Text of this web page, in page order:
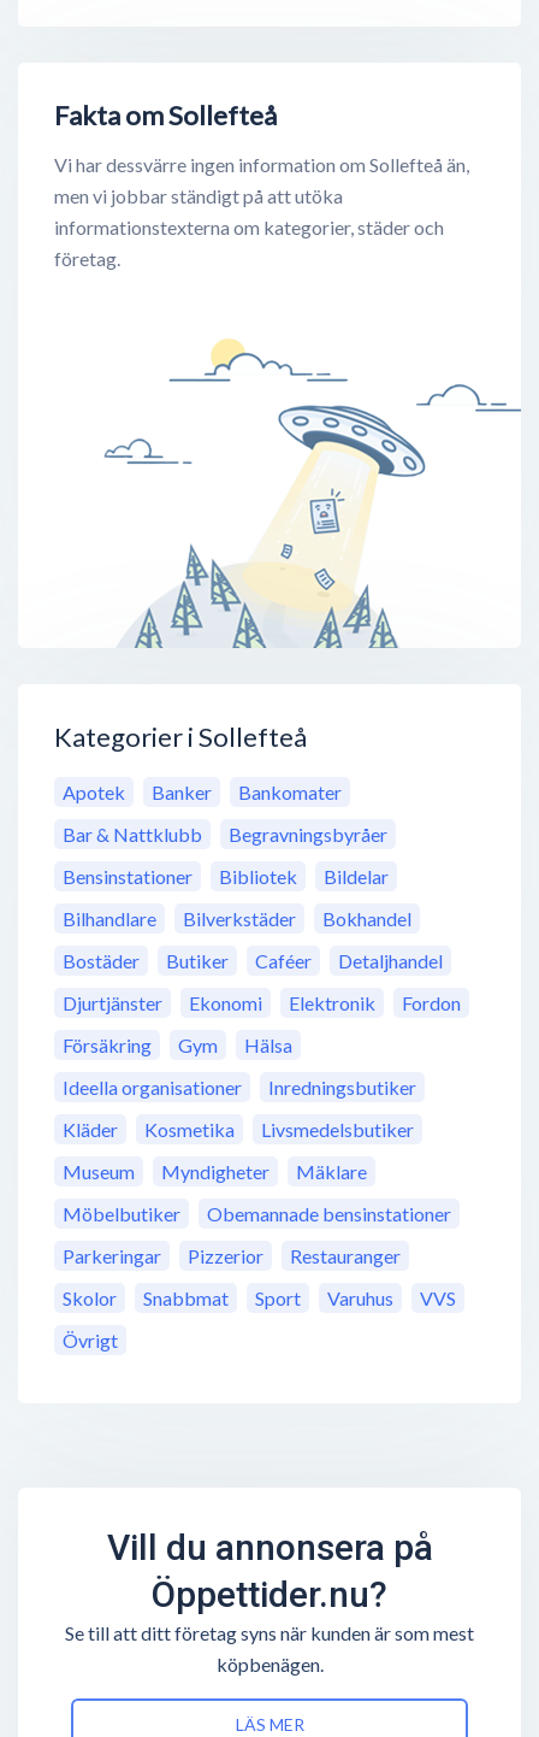
Fakta om Sollefteå
Vi har dessvärre ingen information om Sollefteå än,
men vi jobbar ständigt på att utöka
informationstexterna om kategorier, städer och
företag.
Kategorier i Sollefteå
Apotek Banker
Bankomater
Bar & Nattklubb
Begravningsbyråer
Bensinstationer
Bibliotek
Bildelar
Bilhandlare
Bilverkstäder
Bokhandel
Bostäder
Butiker Caféer
Detaljhandel
Djurtjänster
Ekonomi Elektronik
Fordon
Försäkring
Gym
Hälsa
Ideella organisationer
Inredningsbutiker
Kläder
Kosmetika
Livsmedelsbutiker
Museum
Myndigheter
Mäklare
Möbelbutiker
Obemannade bensinstationer
Parkeringar
Pizzerior
Restauranger
Skolor
Snabbmat Sport Varuhus
VVS
Övrigt
Vill du annonsera på
Öppettider.nu?
Se till att ditt företag syns när kunden är som mest
köpbenägen.
LÄS MER